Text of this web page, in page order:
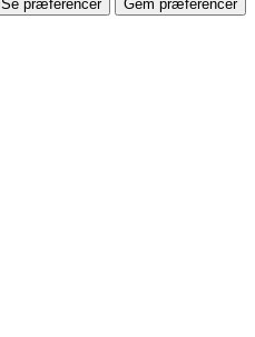
Se præferencer Gem præferencer